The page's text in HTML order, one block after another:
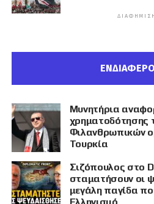
ΔΙΑΦΉΜΙΣΗ
Μυνητήρια
χρηματοδότησης
Φιλανθρωπικών
Τουρκία
Σιζόπουλος στο
σταματήσουν οι
μεγάλη παγίδα